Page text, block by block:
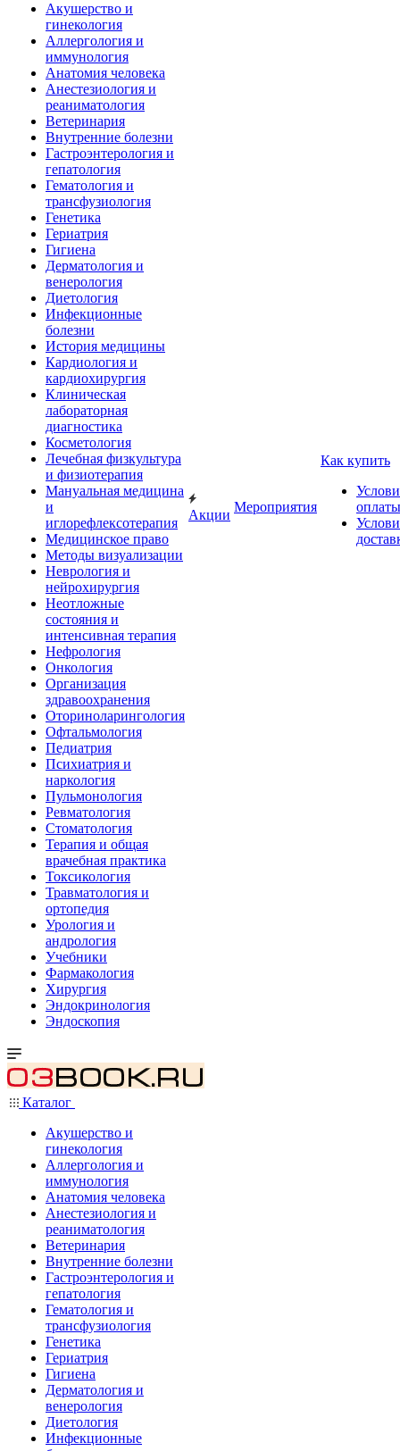
Акушерство и
гинекология
Аллергология и
иммунология
Анатомия человека
Анестезиология и
реаниматология
Ветеринария
Внутренние болезни
Гастроэнтерология и
гепатология
Гематология и
трансфузиология
Генетика
Гериатрия
Гигиена
Дерматология и
венерология
Диетология
Инфекционные
болезни
История медицины
Кардиология и
кардиохирургия
Клиническая
лабораторная
диагностика
Косметология
Лечебная физкультура
и физиотерапия
Мануальная медицина
и
иглорефлексотерапия
Медицинское право
Методы визуализации
Неврология и
нейрохирургия
Неотложные
состояния и
интенсивная терапия
Нефрология
Онкология
Организация
здравоохранения
Оториноларингология
Офтальмология
Педиатрия
Психиатрия и
наркология
Пульмонология
Ревматология
Стоматология
Терапия и общая
врачебная практика
Токсикология
Травматология и
ортопедия
Урология и
андрология
Учебники
Фармакология
Хирургия
Эндокринология
Эндоскопия
Акции
Мероприятия
Как купить
оплаты
Каталог
Акушерство и
гинекология
Аллергология и
иммунология
Анатомия человека
Анестезиология и
реаниматология
Ветеринария
Внутренние болезни
Гастроэнтерология и
гепатология
Гематология и
трансфузиология
Генетика
Гериатрия
Гигиена
Дерматология и
венерология
Диетология
Инфекционные